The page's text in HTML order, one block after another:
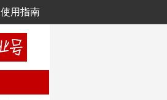
使用指南